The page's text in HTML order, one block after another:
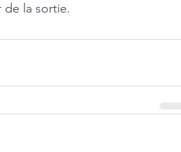
de la sortie.